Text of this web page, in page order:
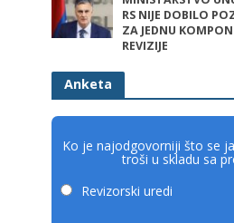
RS NIJE DOBILO
ZA JEDNU
REVIZIJE
Anketa
Ko je najodgovorniji što se
troši u skladu sa
Revizorski uredi